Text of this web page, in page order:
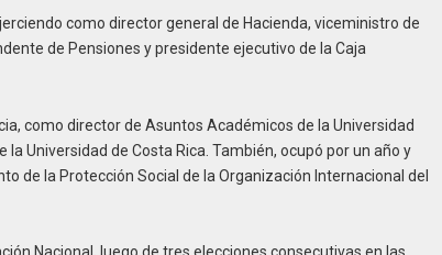
como director general de Hacienda, viceministro de
de Pensiones y presidente ejecutivo de la Caja
como director de Asuntos Académicos de la Universidad
la Universidad de Costa Rica. También, ocupó por un año y
de la Protección Social de la Organización Internacional del